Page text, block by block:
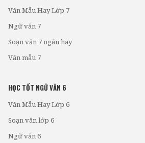
Văn Mẫu Hay Lớp 7
Ngữ văn 7
Soạn văn 7 ngắn hay
Văn mẫu 7
HỌC TỐT NGỮ VĂN 6
Văn Mẫu Hay Lớp 6
Soạn văn lớp 6
Ngữ văn 6